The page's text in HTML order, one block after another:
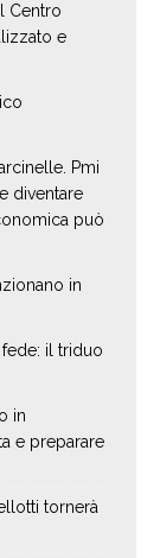
Centro
e
Pmi
diventare
può
in
il triduo
in
e preparare
tornerà